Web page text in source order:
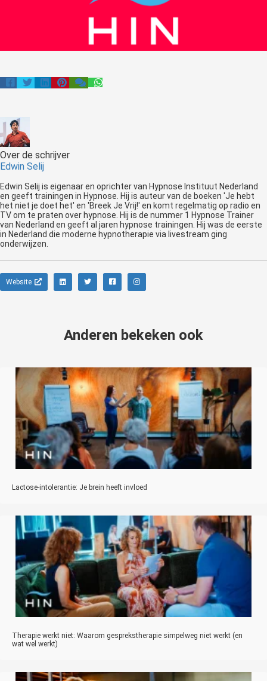
Over de schrijver
Edwin Selij
Edwin Selij is eigenaar en oprichter van Hypnose Instituut Nederland
en geeft trainingen in Hypnose. Hij is auteur van de boeken 'Je hebt
het niet je doet het' en 'Breek Je Vrij!' en komt regelmatig op radio en
TV om te praten over hypnose. Hij is de nummer 1 Hypnose Trainer
van Nederland en geeft al jaren hypnose trainingen. Hij was de eerste
in Nederland die moderne hypnotherapie via livestream ging
onderwijzen.
Website
Anderen bekeken ook
Lactose-intolerantie: Je brein heeft invloed
Therapie werkt niet: Waarom gesprekstherapie simpelweg niet werkt (en
wat wel werkt)